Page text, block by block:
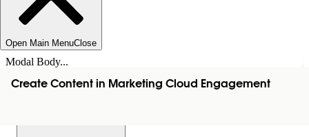
Open Main MenuClose
Modal Body...
Create Content in Marketing Cloud Engagement